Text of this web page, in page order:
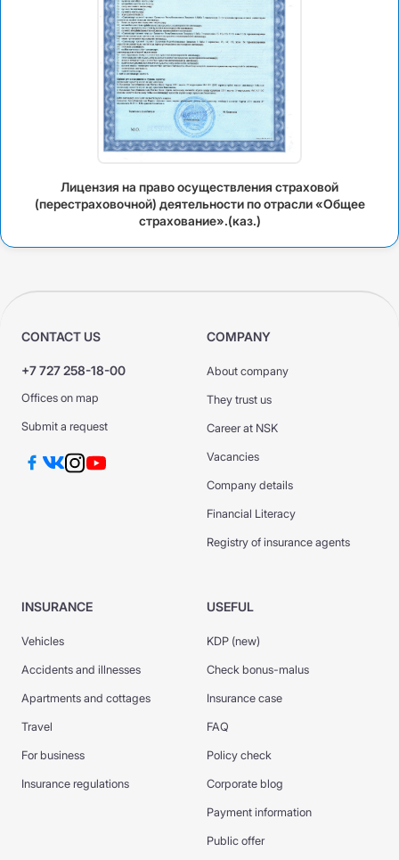
Лицензия на право осуществления страховой
(перестраховочной) деятельности по отрасли «Общее
страхование».(каз.)
CONTACT US
+7 727 258-18-00
Offices on map
Submit a request
COMPANY
About company
They trust us
Career at NSK
Vacancies
Company details
Financial Literacy
Registry of insurance agents
INSURANCE
Vehicles
Accidents and illnesses
Apartments and cottages
Travel
For business
Insurance regulations
USEFUL
KDP (new)
Check bonus-malus
Insurance case
FAQ
Policy check
Corporate blog
Payment information
Public offer